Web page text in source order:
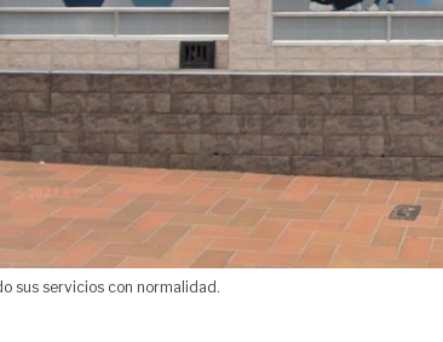
sus servicios con normalidad.